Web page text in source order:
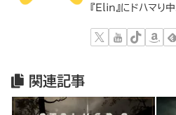
『Elin』にドハマり中
関連記事